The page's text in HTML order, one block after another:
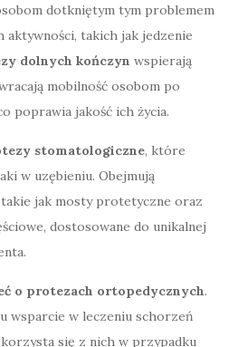
dotkniętym tym problemem
aktywności, takich jak jedzenie
dolnych kończyn wspierają
mobilność osobom po
poprawia jakość ich życia.
stomatologiczne, które
w uzębieniu. Obejmują
jak mosty protetyczne oraz
dostosowane do unikalnej
o protezach ortopedycznych.
wsparcie w leczeniu schorzeń
korzysta się z nich w przypadku